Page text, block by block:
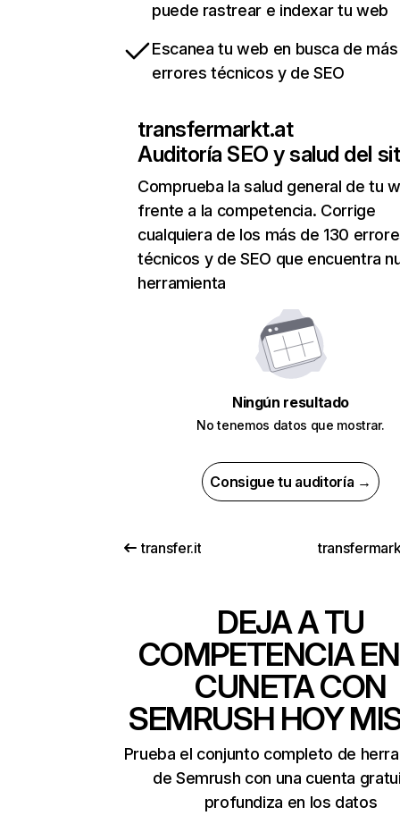
puede rastrear e indexar tu web
Escanea tu web en busca de
errores técnicos y de SEO
transfermarkt.at
Auditoría SEO y salud del
Comprueba la salud general de tu
frente a la competencia. Corrige
cualquiera de los más de 130
técnicos y de SEO que encuentra
herramienta
Ningún resultado
No tenemos datos que mostrar.
Consigue tu auditoría →
transfer.it
DEJA A TU
COMPETENCIA
CUNETA CON
SEMRUSH HOY
Prueba el conjunto completo de
de Semrush con una cuenta
profundiza en los datos